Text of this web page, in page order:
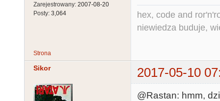
Zarejestrowany: 2007-08-20
Posty: 3,064
hex, code and
niewiedza buduje,
Strona
Sikor 2017-05-10
@Rastan: hmm,